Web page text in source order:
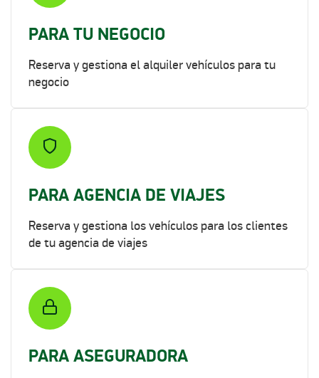
PARA TU NEGOCIO
Reserva y gestiona el alquiler vehículos para tu
negocio
PARA AGENCIA DE VIAJES
Reserva y gestiona los vehículos para los clientes
de tu agencia de viajes
PARA ASEGURADORA